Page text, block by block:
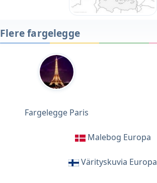
Flere fargelegge
Fargelegge Paris
Malebog Europa
Värityskuvia Europa